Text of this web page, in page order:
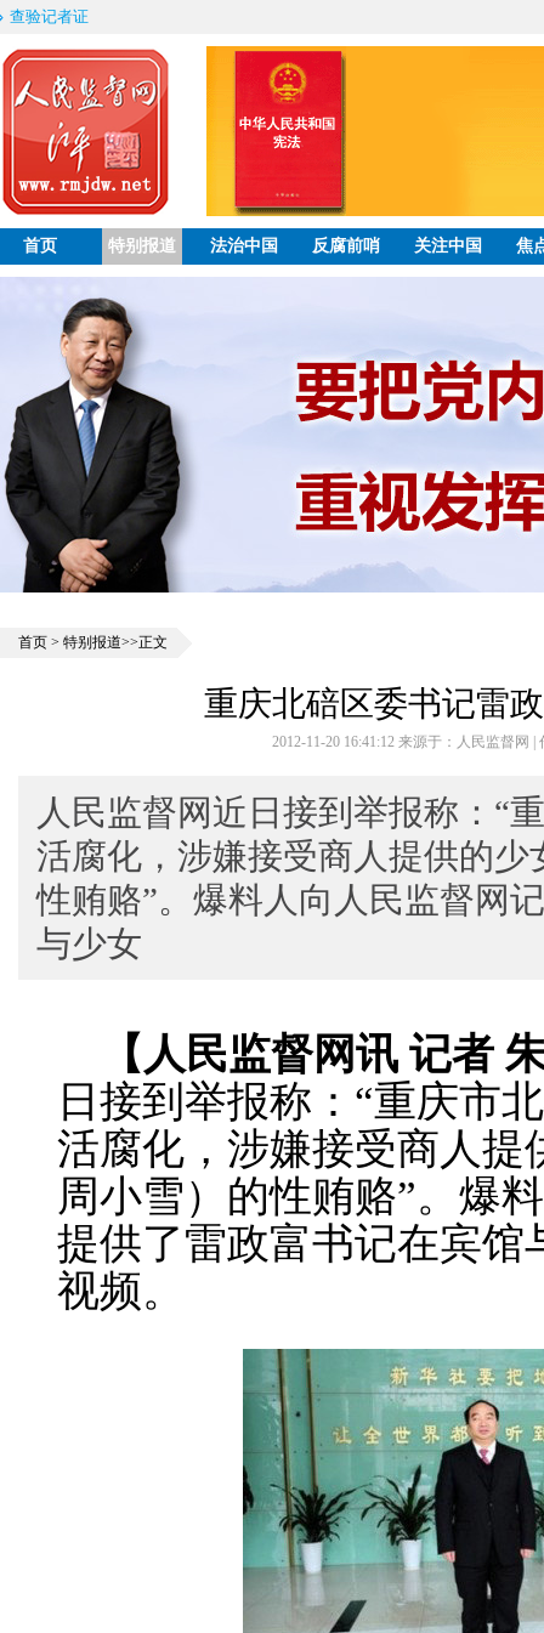
查验记者证
首页 特别报道 法治中国 反腐前哨 关注中国 焦
首页 > 特别报道>>正文
重庆北碚区委书记雷
2012-11-20 16:41:12 来源于：人民监督网
人民监督网近日接到举报称：“
活腐化，涉嫌接受商人提供的
性贿赂”。爆料人向人民监督网
与少女
【人民监督网讯 记者
日接到举报称：“重庆市
活腐化，涉嫌接受商人提
周小雪）的性贿赂”。爆
提供了雷政富书记在宾馆
视频。